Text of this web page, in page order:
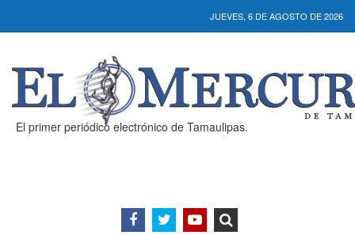
JUEVES, 6 DE AGOSTO DE 2026
El primer periódico electrónico de Tamaulipas.